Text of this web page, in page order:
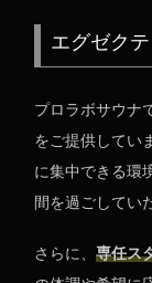
エグゼク
プロラボサウナ
をご提供してい
に集中できる環
間を過ごしてい
さらに、専任ス